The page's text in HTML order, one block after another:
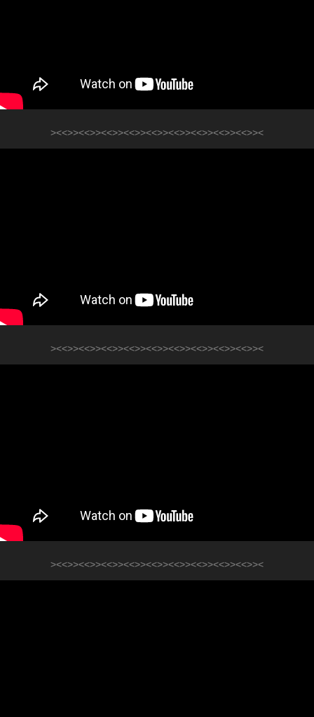
><<>><<>><<>><<>><<>><<>><<>><<>><<>><
><<>><<>><<>><<>><<>><<>><<>><<>><<>><
><<>><<>><<>><<>><<>><<>><<>><<>><<>><